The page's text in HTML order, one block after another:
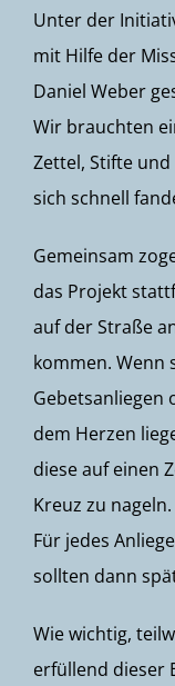
Unter der
mit Hilfe der
Daniel Weber
Wir brauchten
Zettel, Stifte
sich schnell
Gemeinsam
das Projekt
auf der Straße
kommen. Wenn
Gebetsanliegen
dem Herzen
diese auf einen
Kreuz zu nageln.
Für jedes
sollten dann
Wie wichtig,
erfüllend dieser